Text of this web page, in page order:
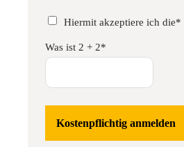
Hiermit akzeptiere ich die*
Was ist 2 + 2*